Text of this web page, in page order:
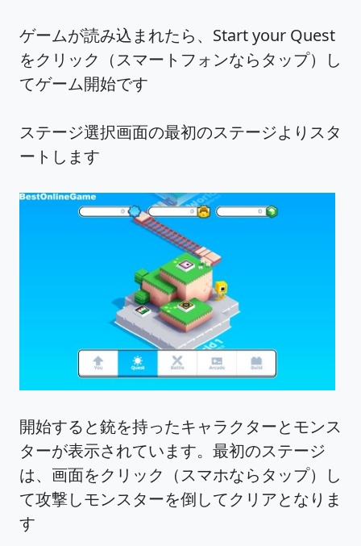
ゲームが読み込まれたら、Start your Quest
をクリック（スマートフォンならタップ）し
てゲーム開始です
ステージ選択画面の最初のステージよりスタ
ートします
開始すると銃を持ったキャラクターとモンス
ターが表示されています。最初のステージ
は、画面をクリック（スマホならタップ）し
て攻撃しモンスターを倒してクリアとなりま
す